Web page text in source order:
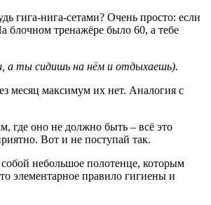
гига-нига-сетами? Очень просто: если
блочном тренажёре было 60, а тебе
а ты сидишь на нём и отдыхаешь).
месяц максимум их нет. Аналогия с
где оно не должно быть – всё это
Вот и не поступай так.
небольшое полотенце, которым
элементарное правило гигиены и